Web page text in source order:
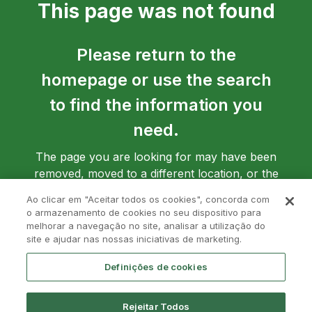
This page was not found
Please return to the
homepage or use the search
to find the information you
need.
The page you are looking for may have been
removed, moved to a different location, or the
Ao clicar em "Aceitar todos os cookies", concorda com
o armazenamento de cookies no seu dispositivo para
melhorar a navegação no site, analisar a utilização do
site e ajudar nas nossas iniciativas de marketing.
Definições de cookies
Rejeitar Todos